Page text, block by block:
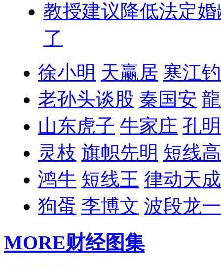
教授建议降低法定婚
了
徐小明 天赢居 寒江
老孙头谈股 秦国安
山东虎子 牛家庄 孔
灵枝 旗帜先明 短线
鸿牛 短线王 律动天成
狗蛋 李博文 波段龙一
MORE财经图集